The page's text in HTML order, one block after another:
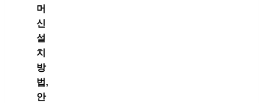
머
신
설
치
방
법,
안